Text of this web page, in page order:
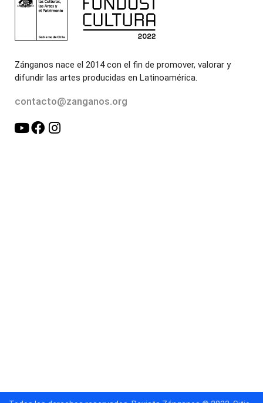
Zánganos nace el 2014 con el fin de promover, valorar y
difundir las artes producidas en Latinoamérica.
contacto@zanganos.org